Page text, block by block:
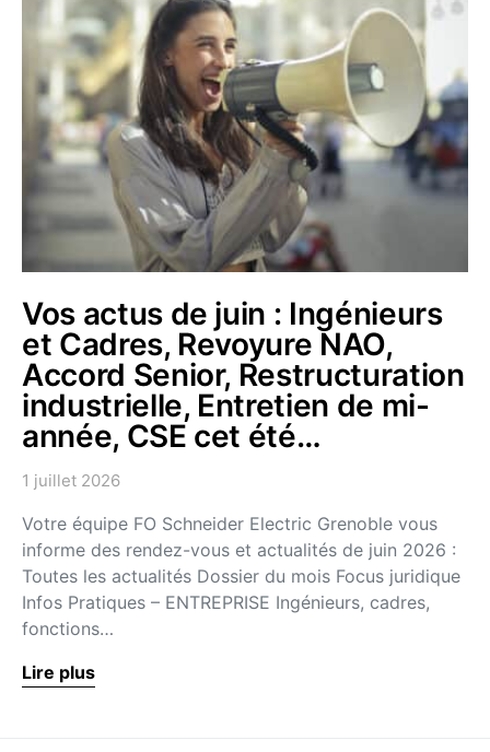
Vos actus de juin : Ingénieurs
et Cadres, Revoyure NAO,
Accord Senior, Restructuration
industrielle, Entretien de mi-
année, CSE cet été…
1 juillet 2026
Votre équipe FO Schneider Electric Grenoble vous
informe des rendez-vous et actualités de juin 2026 :
Toutes les actualités Dossier du mois Focus juridique
Infos Pratiques – ENTREPRISE Ingénieurs, cadres,
fonctions…
Lire plus